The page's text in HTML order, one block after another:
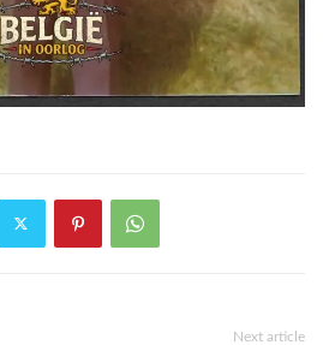
Next article